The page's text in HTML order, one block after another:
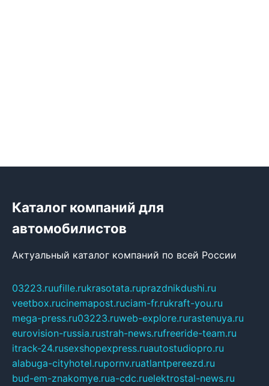
Каталог компаний для
автомобилистов
Актуальный каталог компаний по всей России
03223.ruufille.rukrasotata.ruprazdnikdushi.ru
veetbox.rucinemapost.ruciam-fr.rukraft-you.ru
mega-press.ru03223.ruweb-explore.rurastenuya.ru
eurovision-russia.rustrah-news.rufreeride-team.ru
itrack-24.rusexshopexpress.ruautostudiopro.ru
alabuga-cityhotel.rupornv.ruatlantpereezd.ru
bud-em-znakomye.rua-cdc.ruelektrostal-news.ru